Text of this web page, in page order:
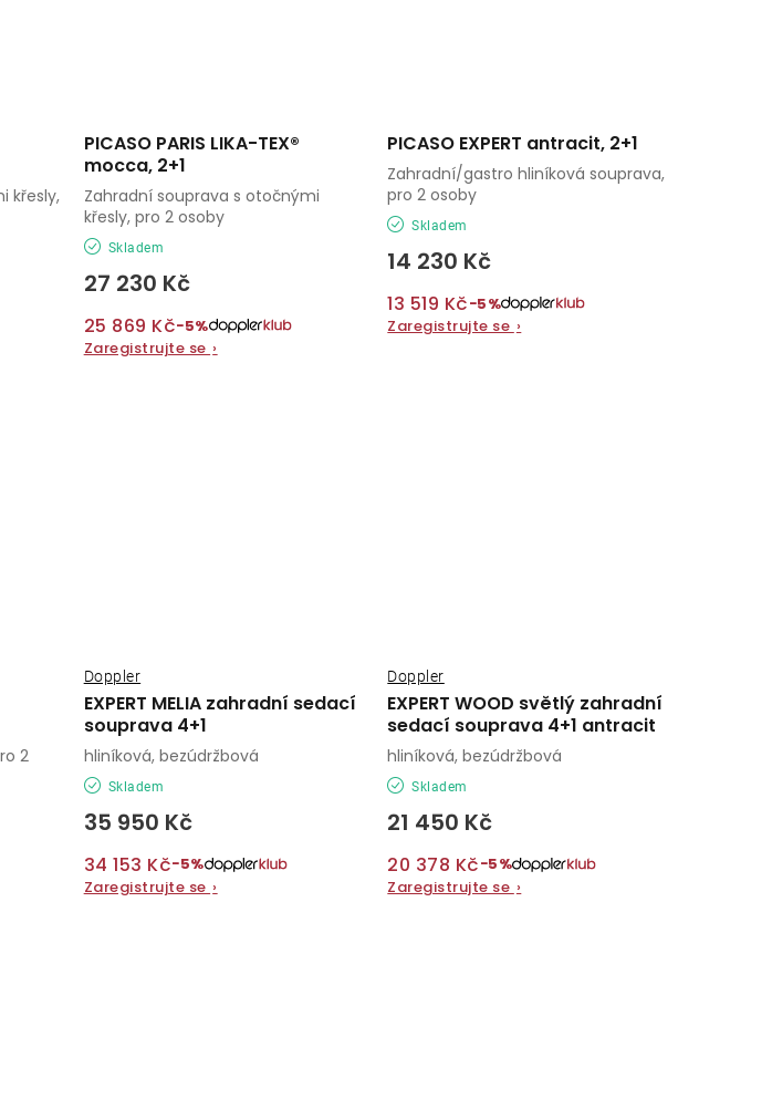
křesly,
PICASO PARIS LIKA-TEX®
mocca, 2+1
Skladem
27 230 Kč
25 869 Kč−5%
Zaregistrujte se ›
Zahradní souprava s otočnými
křesly, pro 2 osoby
PICASO EXPERT antracit, 2+1
Skladem
14 230 Kč
13 519 Kč−5%
Zaregistrujte se ›
Zahradní/gastro hliníková souprava,
pro 2 osoby
2
EXPERT MELIA zahradní sedací
souprava 4+1
Doppler
Skladem
35 950 Kč
34 153 Kč−5%
Zaregistrujte se ›
hliníková, bezúdržbová
EXPERT WOOD světlý zahradní
sedací souprava 4+1 antracit
Doppler
Skladem
21 450 Kč
20 378 Kč−5%
Zaregistrujte se ›
hliníková, bezúdržbová